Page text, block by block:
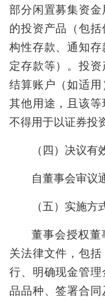
部分闲置募集资
的投资产品（包
构性存款、通知
定存款等）。投
结算账户（如适
其他用途，且该等
不得用于以证券投
（四）决议有
自董事会审议
（五）实施方
董事会授权
关法律文件，包
行、明确现金管
品品种、签署合